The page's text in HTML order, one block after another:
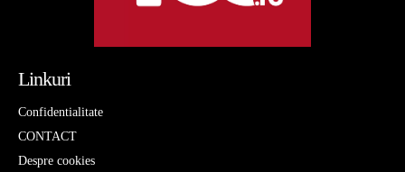
Linkuri
Confidentialitate
CONTACT
Despre cookies